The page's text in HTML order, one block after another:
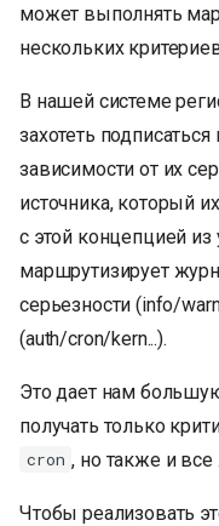
может выполнять
нескольких
В нашей системе
захотеть
зависимости от их
источника, который
с этой концепцией из
маршрутизирует
серьезности (info/
(auth/cron/kern...).
Это дает нам
получать только
cron , но также и все
Чтобы реализовать